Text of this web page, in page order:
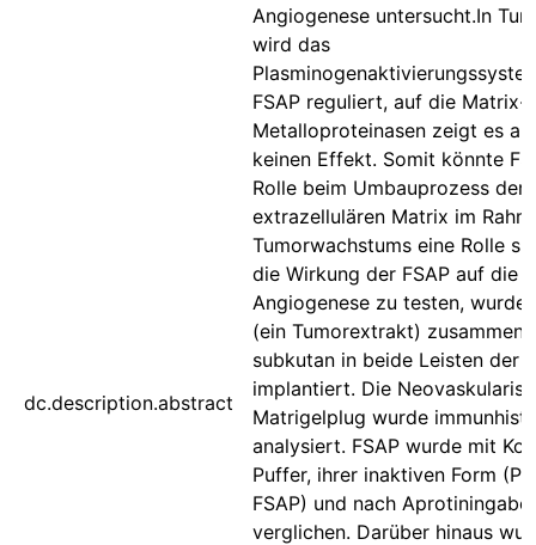
dc.description.abstract
Angiogenese untersucht.In
wird das
FSAP reguliert, auf die Matrix-
Metalloproteinasen zeigt es
keinen Effekt. Somit könnte
Rolle beim Umbauprozess der
extrazellulären Matrix im
Tumorwachstums eine Rolle
die Wirkung der FSAP auf die
Angiogenese zu testen, wurde
(ein Tumorextrakt) zusammen
subkutan in beide Leisten der
implantiert. Die
Matrigelplug wurde
analysiert. FSAP wurde mit
Puffer, ihrer inaktiven Form
FSAP) und nach Aprotiningabe
verglichen. Darüber hinaus